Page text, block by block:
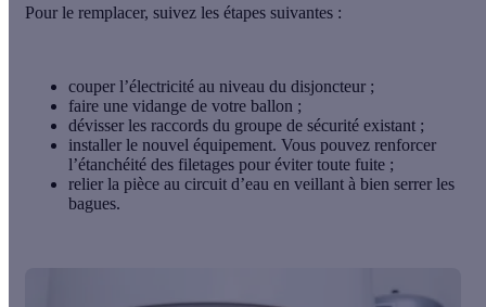
Pour le remplacer, suivez les étapes suivantes :
couper l’électricité au niveau du disjoncteur ;
faire une vidange de votre ballon ;
dévisser les raccords du groupe de sécurité existant ;
installer le nouvel équipement. Vous pouvez renforcer
l’étanchéité des filetages pour éviter toute fuite ;
relier la pièce au circuit d’eau en veillant à bien serrer les
bagues.